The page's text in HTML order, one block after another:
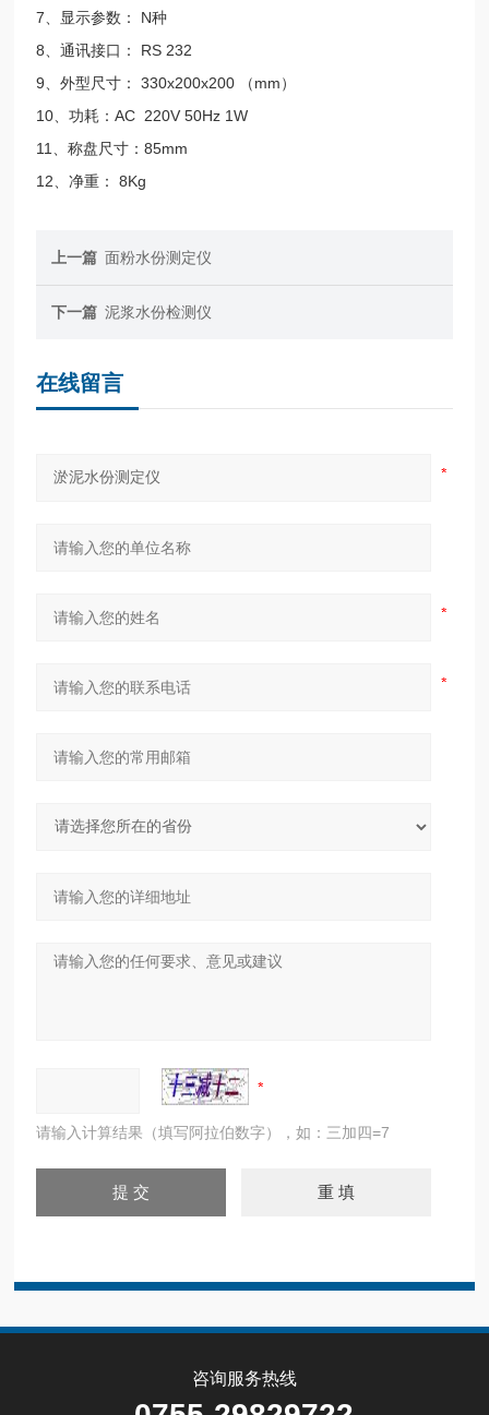
7、显示参数： N种
8、通讯接口： RS 232
9、外型尺寸： 330x200x200 （mm）
10、功耗：AC 220V 50Hz 1W
11、称盘尺寸：85mm
12、净重： 8Kg
上一篇 面粉水份测定仪
下一篇 泥浆水份检测仪
在线留言
请输入计算结果（填写阿拉伯数字），如：三加四=7
咨询服务热线